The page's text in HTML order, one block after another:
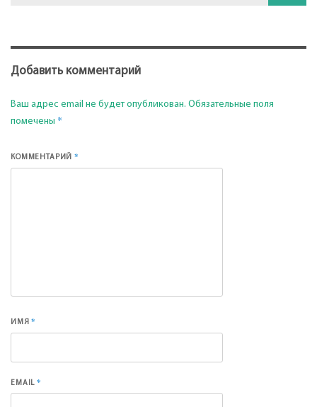
Добавить комментарий
Ваш адрес email не будет опубликован. Обязательные поля
помечены *
КОММЕНТАРИЙ*
ИМЯ*
EMAIL*